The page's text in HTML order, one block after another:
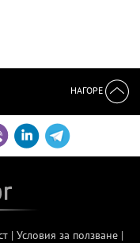
НАГОРЕ
| Условия за ползване|